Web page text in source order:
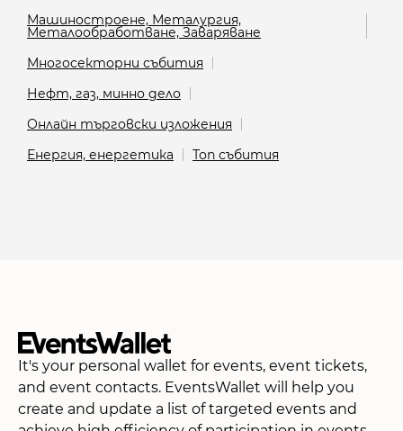
Машиностроене, Металургия,
Металообработване, Заваряване
Многосекторни събития
Нефт, газ, минно дело
Онлайн търговски изложения
Енергия, енергетика
Топ събития
It's your personal wallet for events, event tickets,
and event contacts. EventsWallet will help you
create and update a list of targeted events and